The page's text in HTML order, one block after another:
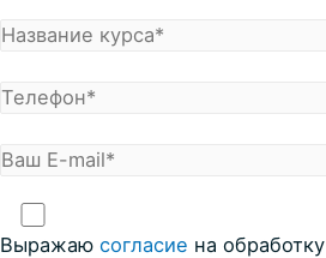
Выражаю coглacие на